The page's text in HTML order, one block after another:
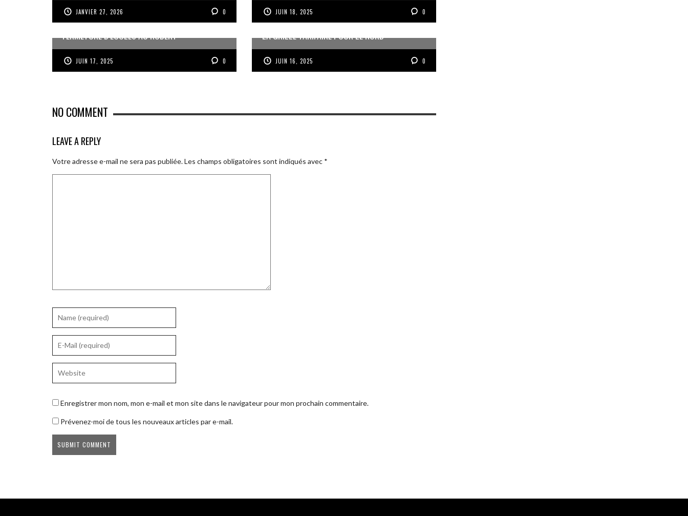
JANVIER 27, 2026 0 JUIN 18, 2025 0
FERMETURE D’ÉCOLES AU ROBERT
JUIN 17, 2025 0
LA GRILLE TARIFAIRE POUR LE NORD
JUIN 16, 2025 0
NO COMMENT
LEAVE A REPLY
Votre adresse e-mail ne sera pas publiée.Les champs obligatoires sont indiqués avec *
Enregistrer mon nom, mon e-mail et mon site dans le navigateur pour mon prochain commentaire.
Prévenez-moi de tous les nouveaux articles par e-mail.